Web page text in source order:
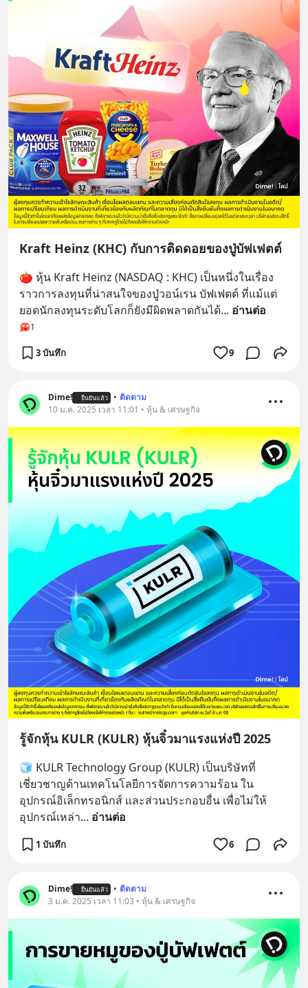
Kraft Heinz (KHC) กับการติดดอยของปู่บัฟเฟตต์
🍅 หุ้น Kraft Heinz (NASDAQ : KHC) เป็นหนึ่งในเรื่อง
ราวการลงทุนที่น่าสนใจของปู่วอน์เรน บัฟเฟตต์ ที่แม้แต่
ยอดนักลงทุนระดับโลกก็ยังมีผิดพลาดกันได้... อ่านต่อ
1
3 บันทึก 9
Dime! ยืนยันแล้ว • ติดตาม
10 ม.ค. 2025 เวลา 11:01 • หุ้น & เศรษฐกิจ
รู้จักหุ้น KULR (KULR) หุ้นจิ๋วมาแรงแห่งปี 2025
🧊 KULR Technology Group (KULR) เป็นบริษัทที่
เชี่ยวชาญด้านเทคโนโลยีการจัดการความร้อน ใน
อุปกรณ์อิเล็กทรอนิกส์ และส่วนประกอบอื่น เพื่อไม่ให้
อุปกรณ์เหล่า... อ่านต่อ
1 บันทึก 6
Dime! ยืนยันแล้ว • ติดตาม
3 ม.ค. 2025 เวลา 11:03 • หุ้น & เศรษฐกิจ